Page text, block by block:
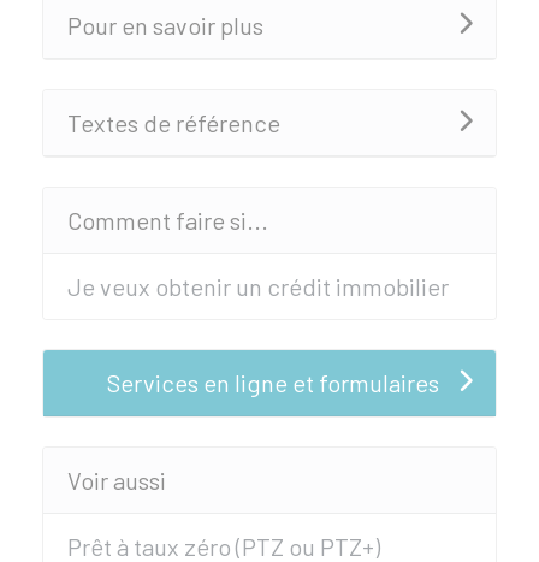
Pour en savoir plus
Textes de référence
Comment faire si...
Je veux obtenir un crédit immobilier
Services en ligne et formulaires
Voir aussi
Prêt à taux zéro (PTZ ou PTZ+)